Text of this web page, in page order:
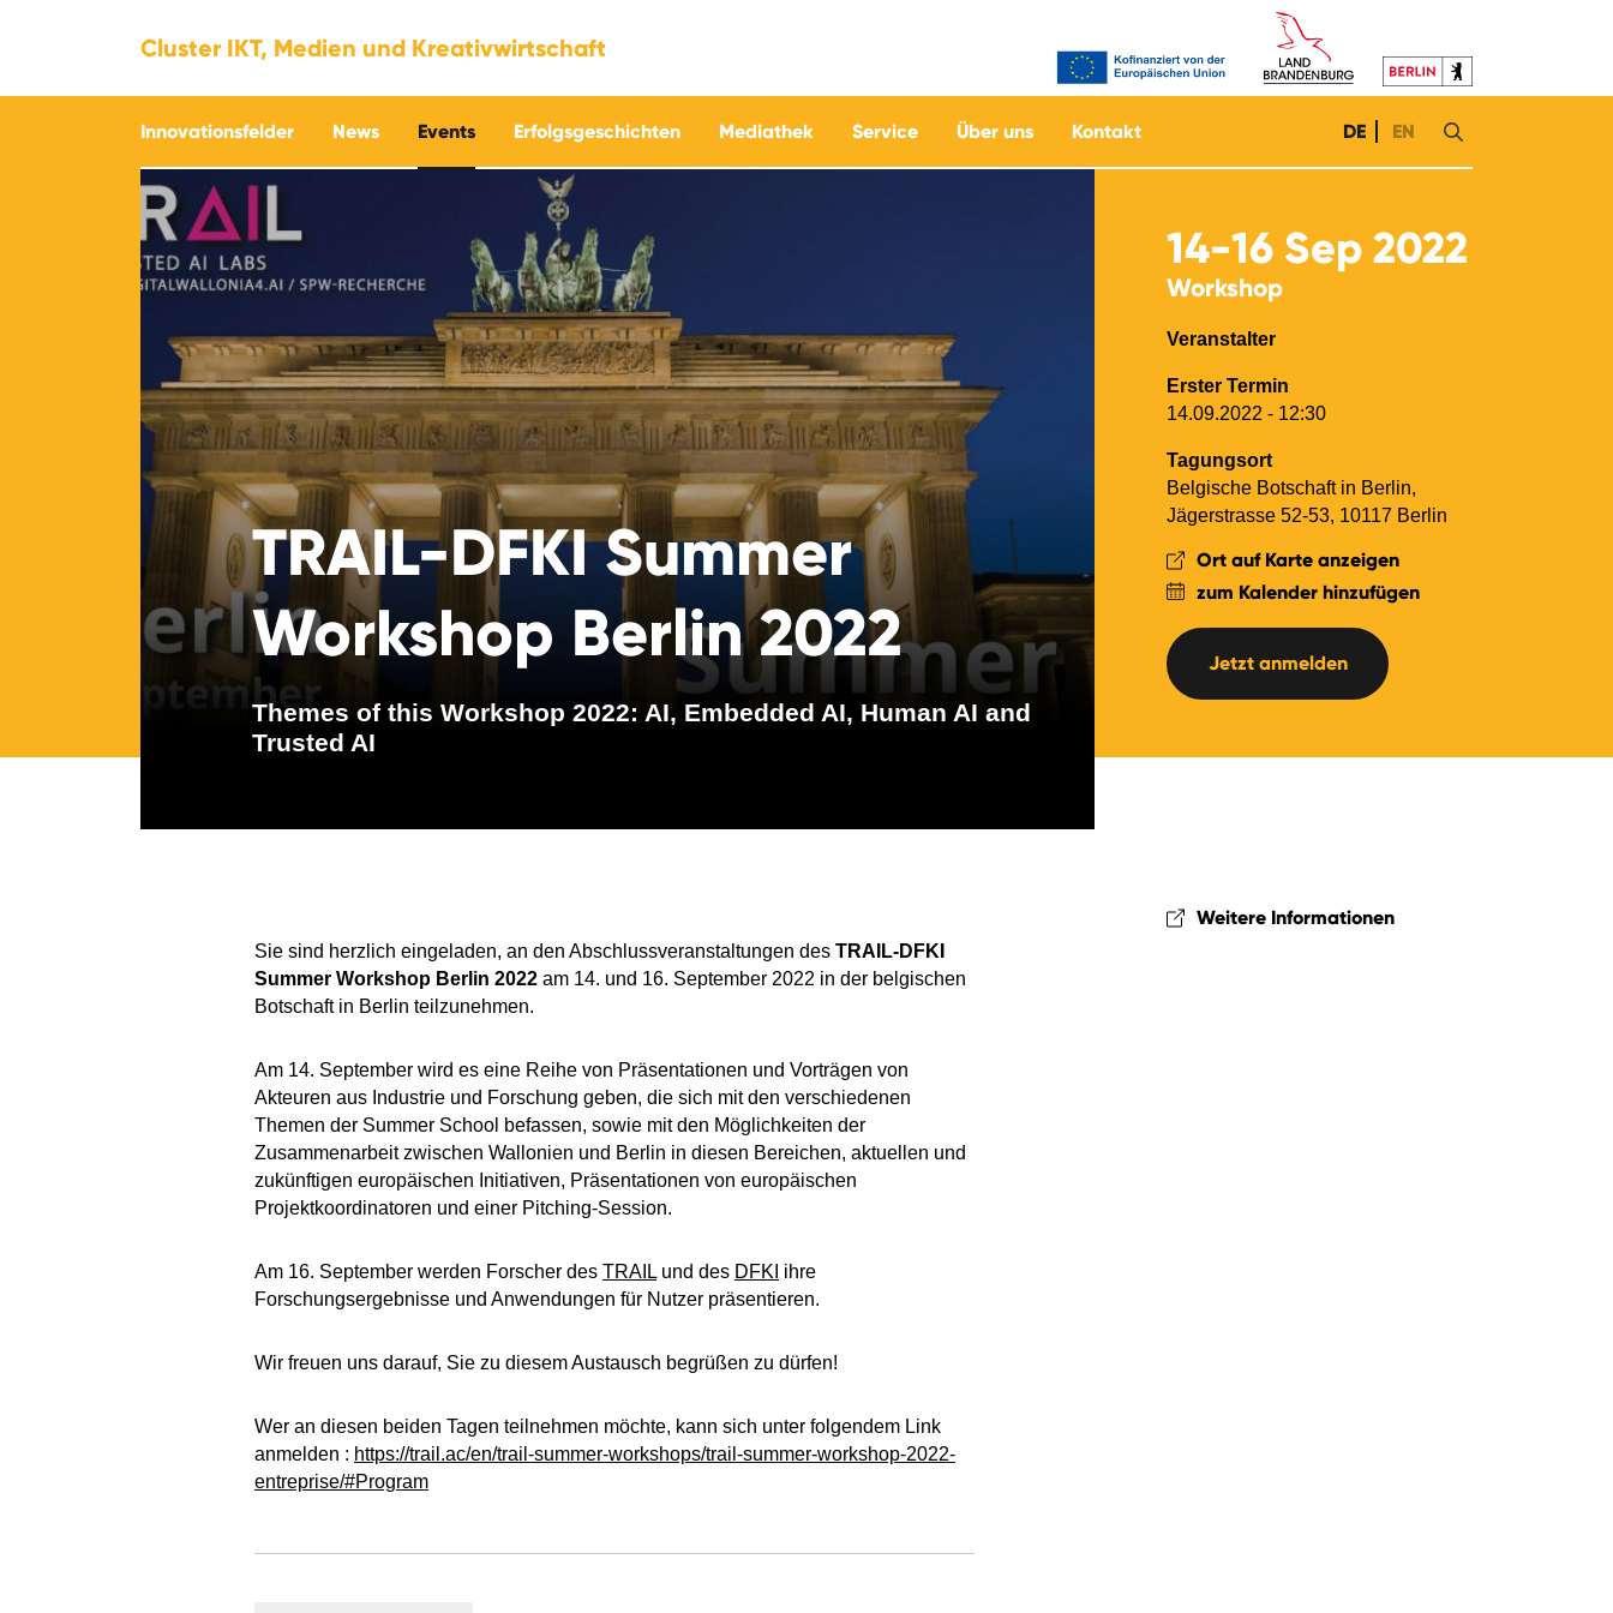
Cluster IKT, Medien und Kreativwirtschaft
Innovationsfelder News Events Erfolgsgeschichten Mediathek Service Über uns Kontakt DE EN
TRAIL-DFKI Summer
Workshop Berlin 2022
Themes of this Workshop 2022: AI, Embedded AI, Human AI and
Trusted AI
14-16 Sep 2022
Workshop
Veranstalter
Erster Termin
14.09.2022 - 12:30
Tagungsort
Belgische Botschaft in Berlin,
Jägerstrasse 52-53, 10117 Berlin
Ort auf Karte anzeigen
zum Kalender hinzufügen
Jetzt anmelden
Sie sind herzlich eingeladen, an den Abschlussveranstaltungen des TRAIL-DFKI
Summer Workshop Berlin 2022 am 14. und 16. September 2022 in der belgischen
Botschaft in Berlin teilzunehmen.
Am 14. September wird es eine Reihe von Präsentationen und Vorträgen von
Akteuren aus Industrie und Forschung geben, die sich mit den verschiedenen
Themen der Summer School befassen, sowie mit den Möglichkeiten der
Zusammenarbeit zwischen Wallonien und Berlin in diesen Bereichen, aktuellen und
zukünftigen europäischen Initiativen, Präsentationen von europäischen
Projektkoordinatoren und einer Pitching-Session.
Am 16. September werden Forscher des TRAIL und des DFKI ihre
Forschungsergebnisse und Anwendungen für Nutzer präsentieren.
Wir freuen uns darauf, Sie zu diesem Austausch begrüßen zu dürfen!
Wer an diesen beiden Tagen teilnehmen möchte, kann sich unter folgendem Link
anmelden : https://trail.ac/en/trail-summer-workshops/trail-summer-workshop-2022-
entreprise/#Program
Weitere Informationen